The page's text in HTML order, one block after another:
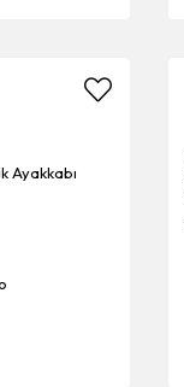
Ayakkabı